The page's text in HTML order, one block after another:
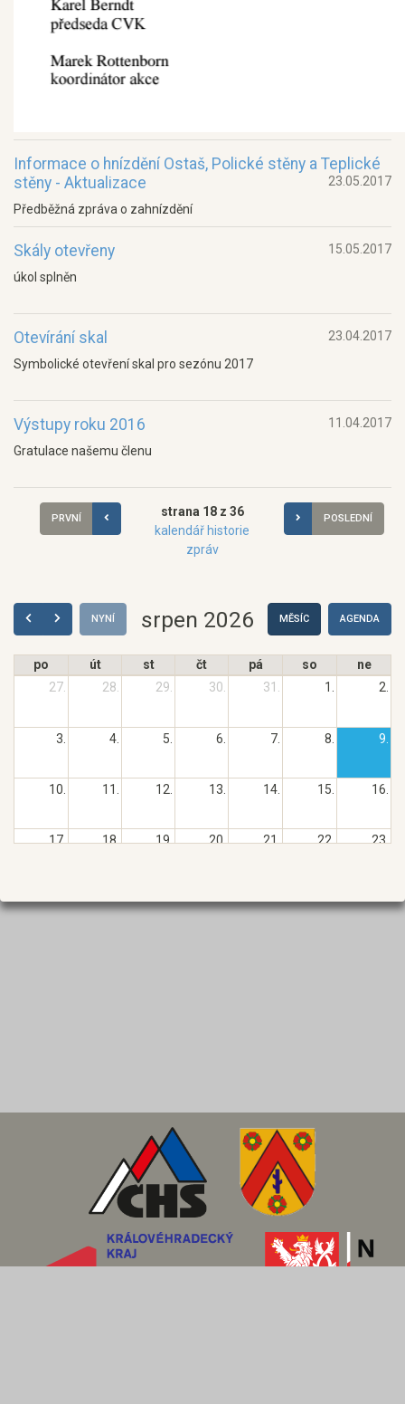
Informace o hnízdění Ostaš, Polické stěny a Teplické
stěny - Aktualizace
23.05.2017
Předběžná zpráva o zahnízdění
Skály otevřeny
15.05.2017
úkol splněn
Otevírání skal
23.04.2017
Symbolické otevření skal pro sezónu 2017
Výstupy roku 2016
11.04.2017
Gratulace našemu členu
PRVNÍ
strana 18 z 36
kalendář historie
zpráv
POSLEDNÍ
NYNÍ srpen 2026 MĚSÍC AGENDA
po út st čt pá so
ne
27.
28. 29. 30. 31. 1. 2.
3. 4. 5. 6. 7. 8. 9.
10. 11. 12. 13. 14. 15. 16.
17. 18. 19. 20. 21. 22. 23.